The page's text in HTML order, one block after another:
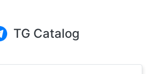
TG Catalog